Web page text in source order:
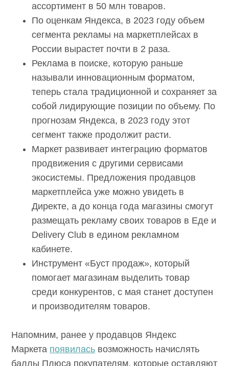
ассортимент в 50 млн товаров.
По оценкам Яндекса, в 2023 году объем
сегмента рекламы на маркетплейсах в
России вырастет почти в 2 раза.
Реклама в поиске, которую раньше
называли инновационным форматом,
теперь стала традиционной и сохраняет за
собой лидирующие позиции по объему. По
прогнозам Яндекса, в 2023 году этот
сегмент также продолжит расти.
Маркет развивает интеграцию форматов
продвижения с другими сервисами
экосистемы. Предложения продавцов
маркетплейса уже можно увидеть в
Директе, а до конца года магазины смогут
размещать рекламу своих товаров в Еде и
Delivery Club в едином рекламном
кабинете.
Инструмент «Буст продаж», который
помогает магазинам выделить товар
среди конкурентов, с мая станет доступен
и производителям товаров.
Напомним, ранее у продавцов Яндекс
Маркета появилась возможность начислять
баллы Плюса покупателям, которые оставляют